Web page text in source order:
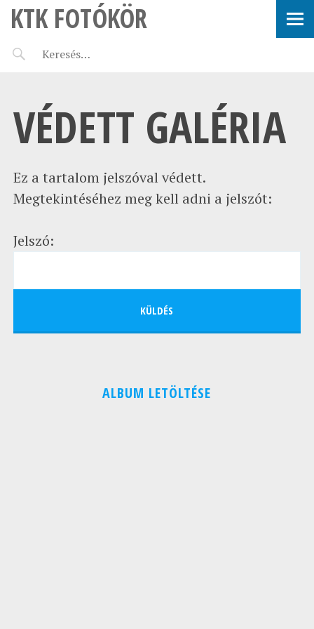
KTK FOTÓKÖR
VÉDETT GALÉRIA
Ez a tartalom jelszóval védett.
Megtekintéséhez meg kell adni a jelszót:
Jelszó:
ALBUM LETÖLTÉSE